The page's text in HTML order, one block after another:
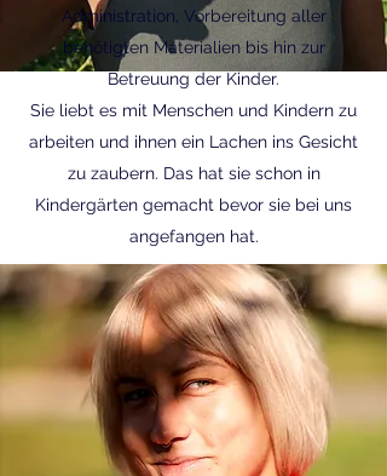
Administration, Vorbereitung aller
benötigten Materialien bis hin zur
Betreuung der Kinder.
Sie liebt es mit Menschen und Kindern zu
arbeiten und ihnen ein Lachen ins Gesicht
zu zaubern. Das hat sie schon in
Kindergärten gemacht bevor sie bei uns
angefangen hat.